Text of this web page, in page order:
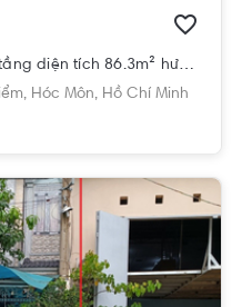
Nhà phố Đường Bà Điểm 4 3 tầng diện tích 86.3m² hướng đông bắc pháp lý sổ hồng
Hóc Môn, Hồ Chí Minh